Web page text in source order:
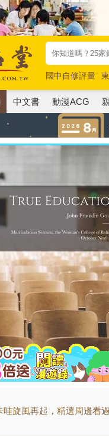
國中自修評量
唯紅花綻放
奧
中文書 動漫ACG
旋風再起，精選周邊看